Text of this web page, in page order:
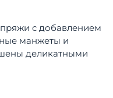
с добавлением
манжеты и
деликатными